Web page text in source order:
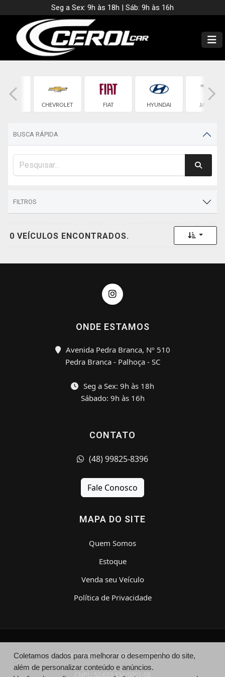
Seg a Sex: 9h às 18h | Sáb: 9h às 16h
CHEVROLET FIAT HYUNDAI JAGUAR
BUSCA RÁPIDA
FILTROS
0 VEÍCULOS ENCONTRADOS. Toggle
ONDE ESTAMOS
Avenida Pedra Branca, Nº 510
Pedra Branca - Palhoça - SC
Seg a Sex: 9h às 18h
Sábado: 9h às 16h
CONTATO
(48) 99825-8396
Fale Conosco
MAPA DO SITE
Quem Somos
Estoque
Venda seu Veículo
Política de Privacidade
© Cerol Car - http://cerolcar.com.br/
CNPJ.: 52.653.834/0001-08
Coletamos dados para melhorar o desempenho do site,
além de personalizar conteúdo e anúncios.